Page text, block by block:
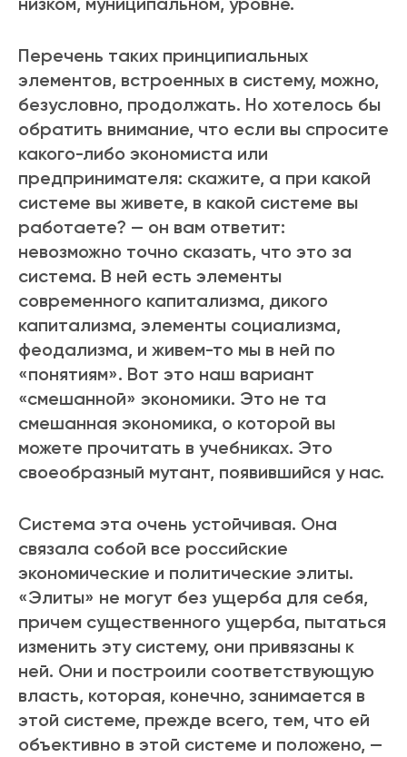
Перечень таких принципиальных
элементов, встроенных в систему, можно,
безусловно, продолжать. Но хотелось бы
обратить внимание, что если вы спросите
какого-либо экономиста или
предпринимателя: скажите, а при какой
системе вы живете, в какой системе вы
работаете? — он вам ответит:
невозможно точно сказать, что это за
система. В ней есть элементы
современного капитализма, дикого
капитализма, элементы социализма,
феодализма, и живем-то мы в ней по
«понятиям». Вот это наш вариант
«смешанной» экономики. Это не та
смешанная экономика, о которой вы
можете прочитать в учебниках. Это
своеобразный мутант, появившийся у нас.
Система эта очень устойчивая. Она
связала собой все российские
экономические и политические элиты.
«Элиты» не могут без ущерба для себя,
причем существенного ущерба, пытаться
изменить эту систему, они привязаны к
ней. Они и построили соответствующую
власть, которая, конечно, занимается в
этой системе, прежде всего, тем, что ей
объективно в этой системе и положено, —